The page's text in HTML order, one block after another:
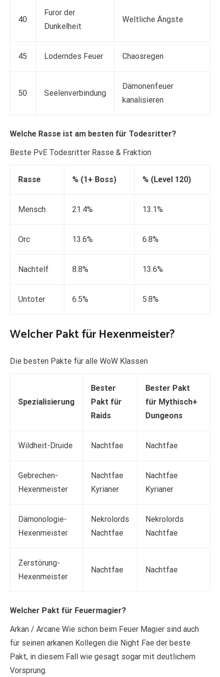
40
Furor der
Dunkelheit
Weltliche Ängste
45 Loderndes Feuer Chaosregen
50 Seelenverbindung
Dämonenfeuer
kanalisieren
Welche Rasse ist am besten für Todesritter?
Beste PvE Todesritter Rasse & Fraktion
Rasse % (1+ Boss) % (Level 120)
Mensch 21.4% 13.1%
Orc 13.6% 6.8%
Nachtelf 8.8% 13.6%
Untoter 6.5% 5.8%
Welcher Pakt für Hexenmeister?
Die besten Pakte für alle WoW Klassen
Spezialisierung
Bester
Pakt für
Raids
Bester Pakt
für Mythisch+
Dungeons
Wildheit-Druide Nachtfae Nachtfae
Gebrechen-
Hexenmeister
Nachtfae
Kyrianer
Nachtfae
Kyrianer
Dämonologie-
Hexenmeister
Nekrolords
Nachtfae
Nekrolords
Nachtfae
Zerstörung-
Hexenmeister
Nachtfae Nachtfae
Welcher Pakt für Feuermagier?
Arkan / Arcane Wie schon beim Feuer Magier sind auch
für seinen arkanen Kollegen die Night Fae der beste
Pakt, in diesem Fall wie gesagt sogar mit deutlichem
Vorsprung.